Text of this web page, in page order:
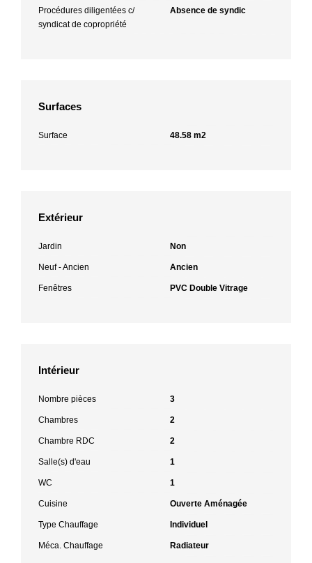
Procédures diligentées c/
syndicat de copropriété
Absence de syndic
Surfaces
Surface 48.58 m2
Extérieur
Jardin Non
Neuf - Ancien Ancien
Fenêtres PVC Double Vitrage
Intérieur
Nombre pièces 3
Chambres 2
Chambre RDC 2
Salle(s) d'eau 1
WC 1
Cuisine Ouverte Aménagée
Type Chauffage Individuel
Méca. Chauffage Radiateur